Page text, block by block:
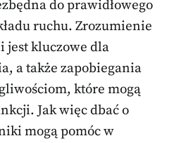
do prawidłowego
ruchu. Zrozumienie
jest kluczowe dla
a także zapobiegania
które mogą
Jak więc dbać o
mogą pomóc w